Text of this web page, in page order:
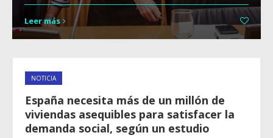
Leer más
NOTICIA
España necesita más de un millón de
viviendas asequibles para satisfacer la
demanda social, según un estudio